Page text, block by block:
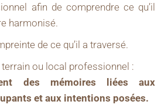
afin de comprendre ce qu’il
harmonisé.
de ce qu’il a traversé.
ou local professionnel :
des mémoires liées aux
et aux intentions posées.